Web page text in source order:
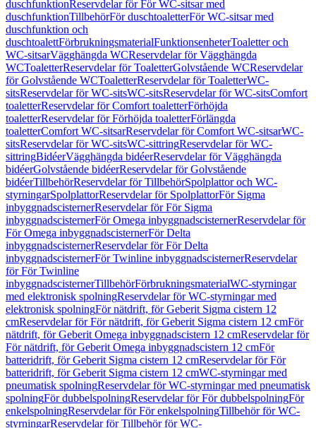
duschfunktionReservdelar för För WC-sitsar med
duschfunktionTillbehörFör duschtoaletterFör WC-sitsar med
duschfunktion och
duschtoalettFörbrukningsmaterialFunktionsenheterToaletter och
WC-sitsarVägghängda WCReservdelar för Vägghängda
WCToaletterReservdelar för ToaletterGolvstående WCReservdelar
för Golvstående WCToaletterReservdelar för ToaletterWC-
sitsReservdelar för WC-sitsWC-sitsReservdelar för WC-sitsComfort
toaletterReservdelar för Comfort toaletterFörhöjda
toaletterReservdelar för Förhöjda toaletterFörlängda
toaletterComfort WC-sitsarReservdelar för Comfort WC-sitsarWC-
sitsReservdelar för WC-sitsWC-sittringReservdelar för WC-
sittringBidéerVägghängda bidéerReservdelar för Vägghängda
bidéerGolvstående bidéerReservdelar för Golvstående
bidéerTillbehörReservdelar för TillbehörSpolplattor och WC-
styrningarSpolplattorReservdelar för SpolplattorFör Sigma
inbyggnadscisternerReservdelar för För Sigma
inbyggnadscisternerFör Omega inbyggnadscisternerReservdelar för
För Omega inbyggnadscisternerFör Delta
inbyggnadscisternerReservdelar för För Delta
inbyggnadscisternerFör Twinline inbyggnadscisternerReservdelar
för För Twinline
inbyggnadscisternerTillbehörFörbrukningsmaterialWC-styrningar
med elektronisk spolningReservdelar för WC-styrningar med
elektronisk spolningFör nätdrift, för Geberit Sigma cistern 12
cmReservdelar för För nätdrift, för Geberit Sigma cistern 12 cmFör
nätdrift, för Geberit Omega inbyggnadscistern 12 cmReservdelar för
För nätdrift, för Geberit Omega inbyggnadscistern 12 cmFör
batteridrift, för Geberit Sigma cistern 12 cmReservdelar för För
batteridrift, för Geberit Sigma cistern 12 cmWC-styrningar med
pneumatisk spolningReservdelar för WC-styrningar med pneumatisk
spolningFör dubbelspolningReservdelar för För dubbelspolningFör
enkelspolningReservdelar för För enkelspolningTillbehör för WC-
styrningarReservdelar för Tillbehör för WC-